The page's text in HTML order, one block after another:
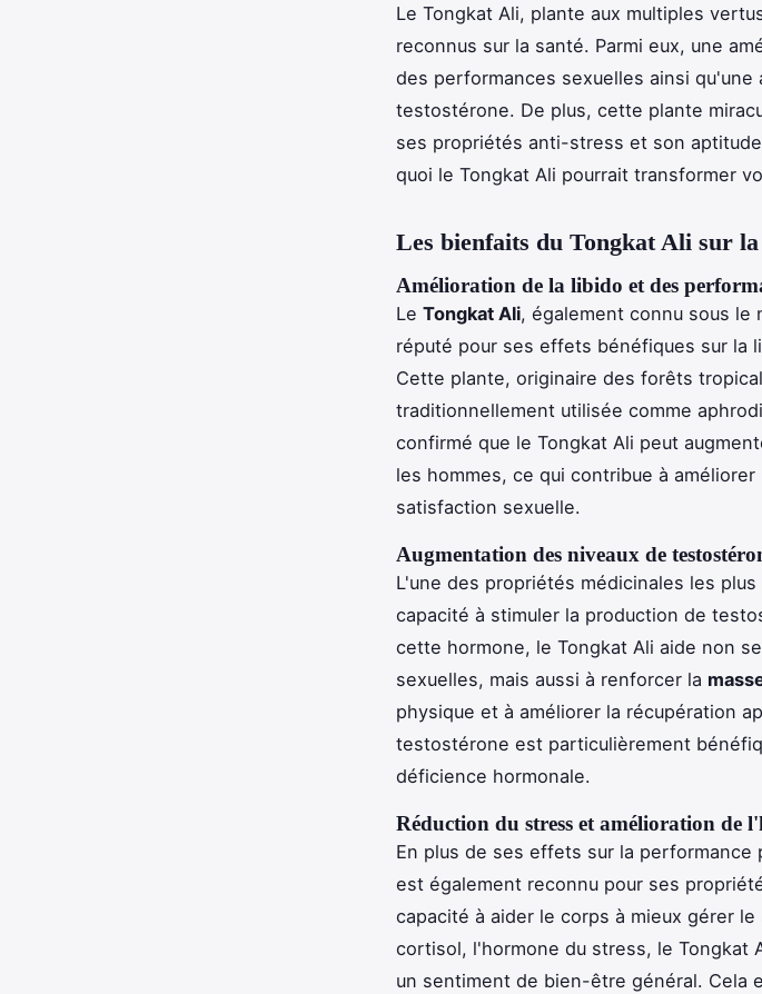
Le Tongkat Ali, plante aux multiples
reconnus sur la santé. Parmi eux, une
des performances sexuelles ainsi
testostérone. De plus, cette plante
ses propriétés anti-stress et son
quoi le Tongkat Ali pourrait transformer
Les bienfaits du Tongkat Ali sur la
Amélioration de la libido et des
Le Tongkat Ali, également connu sous le
réputé pour ses effets bénéfiques sur la
Cette plante, originaire des forêts
traditionnellement utilisée comme
confirmé que le Tongkat Ali peut
les hommes, ce qui contribue à
satisfaction sexuelle.
Augmentation des niveaux de
L'une des propriétés médicinales les
capacité à stimuler la production de
cette hormone, le Tongkat Ali aide non
sexuelles, mais aussi à renforcer la
physique et à améliorer la récupération
testostérone est particulièrement
déficience hormonale.
Réduction du stress et amélioration de
En plus de ses effets sur la performance
est également reconnu pour ses
capacité à aider le corps à mieux gérer
cortisol, l'hormone du stress, le Tongkat
un sentiment de bien-être général. Cela